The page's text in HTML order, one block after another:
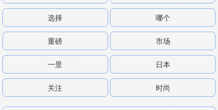
选择 哪个
重磅 市场
一景 日本
关注 时尚